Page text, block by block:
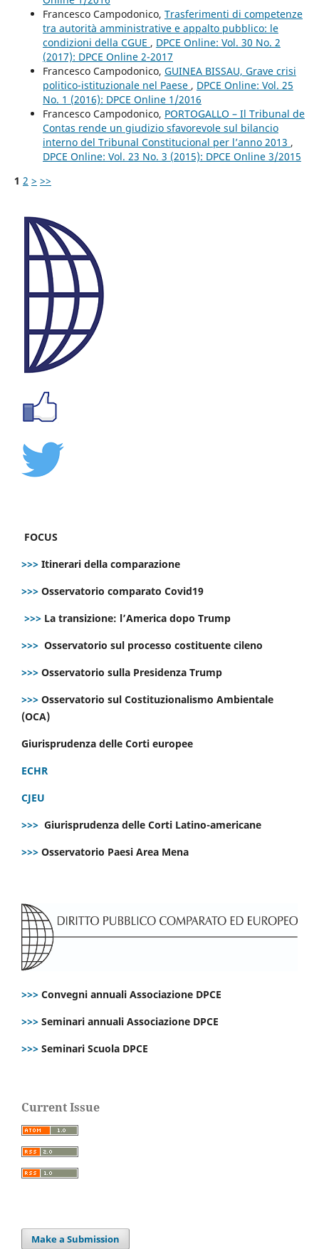
Francesco Campodonico, Trasferimenti di competenze
tra autorità amministrative e appalto pubblico: le
condizioni della CGUE , DPCE Online: Vol. 30 No. 2
(2017): DPCE Online 2-2017
Francesco Campodonico, GUINEA BISSAU, Grave crisi
politico-istituzionale nel Paese , DPCE Online: Vol. 25
No. 1 (2016): DPCE Online 1/2016
Francesco Campodonico, PORTOGALLO – Il Tribunal de
Contas rende un giudizio sfavorevole sul bilancio
interno del Tribunal Constitucional per l’anno 2013 ,
DPCE Online: Vol. 23 No. 3 (2015): DPCE Online 3/2015
1 2 > >>
FOCUS
>>> Itinerari della comparazione
>>> Osservatorio comparato Covid19
>>> La transizione: l’America dopo Trump
>>> Osservatorio sul processo costituente cileno
>>> Osservatorio sulla Presidenza Trump
>>> Osservatorio sul Costituzionalismo Ambientale
(OCA)
Giurisprudenza delle Corti europee
ECHR
CJEU
>>> Giurisprudenza delle Corti Latino-americane
>>> Osservatorio Paesi Area Mena
>>> Convegni annuali Associazione DPCE
>>> Seminari annuali Associazione DPCE
>>> Seminari Scuola DPCE
Current Issue
Make a Submission